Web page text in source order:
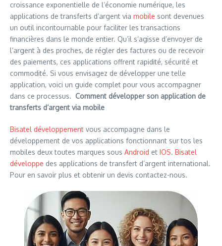
croissance exponentielle de l’économie numérique, les
applications de transferts d’argent via mobile sont devenues
un outil incontournable pour faciliter les transactions
financières dans le monde entier. Qu’il s’agisse d’envoyer de
l’argent à des proches, de régler des factures ou de recevoir
des paiements, ces applications offrent rapidité, sécurité et
commodité. Si vous envisagez de développer une telle
application, voici un guide complet pour vous accompagner
dans ce processus. Comment développer son application de
transferts d’argent via mobile
Bisatel développement vous accompagne dans le
développement de vos applications fonctionnant sur tos les
mobiles deux toutes marques sous Android et IOS. Bisatel
développe des applications de transfert d’argent international.
Pour en savoir plus et obtenir un devis contactez-nous.